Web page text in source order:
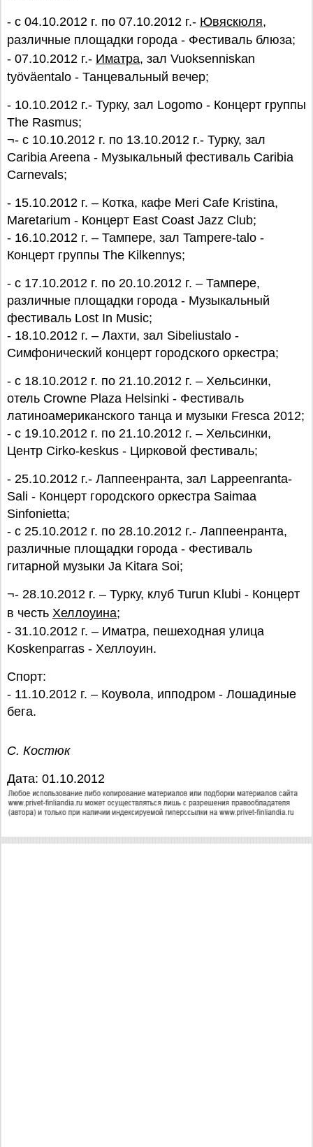
- с 04.10.2012 г. по 07.10.2012 г.- Ювяскюля,
различные площадки города - Фестиваль блюза;
- 07.10.2012 г.- Иматра, зал Vuoksenniskan
työväentalo - Танцевальный вечер;
- 10.10.2012 г.- Турку, зал Logomo - Концерт группы
The Rasmus;
¬- с 10.10.2012 г. по 13.10.2012 г.- Турку, зал
Caribia Areena - Музыкальный фестиваль Caribia
Carnevals;
- 15.10.2012 г. – Котка, кафе Meri Cafe Kristina,
Maretarium - Концерт East Coast Jazz Club;
- 16.10.2012 г. – Тампере, зал Tampere-talo -
Концерт группы The Kilkennys;
- с 17.10.2012 г. по 20.10.2012 г. – Тампере,
различные площадки города - Музыкальный
фестиваль Lost In Music;
- 18.10.2012 г. – Лахти, зал Sibeliustalo -
Симфонический концерт городского оркестра;
- с 18.10.2012 г. по 21.10.2012 г. – Хельсинки,
отель Crowne Plaza Helsinki - Фестиваль
латиноамериканского танца и музыки Fresca 2012;
- с 19.10.2012 г. по 21.10.2012 г. – Хельсинки,
Центр Cirko-keskus - Цирковой фестиваль;
- 25.10.2012 г.- Лаппеенранта, зал Lappeenranta-
Sali - Концерт городского оркестра Saimaa
Sinfonietta;
- с 25.10.2012 г. по 28.10.2012 г.- Лаппеенранта,
различные площадки города - Фестиваль
гитарной музыки Ja Kitara Soi;
¬- 28.10.2012 г. – Турку, клуб Turun Klubi - Концерт
в честь Хеллоуина;
- 31.10.2012 г. – Иматра, пешеходная улица
Koskenparras - Хеллоуин.
Спорт:
- 11.10.2012 г. – Коувола, ипподром - Лошадиные
бега.
С. Костюк
Дата: 01.10.2012